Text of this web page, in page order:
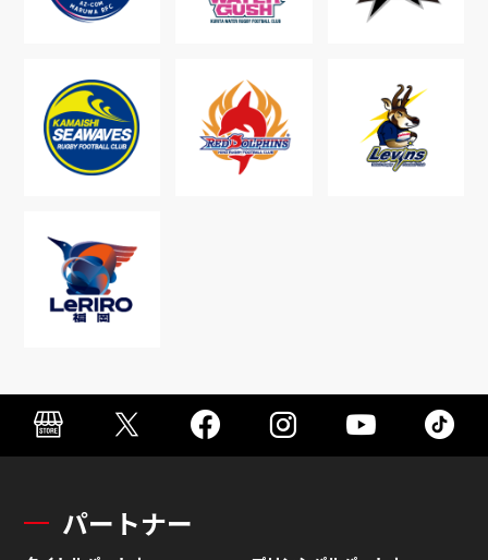
パートナー